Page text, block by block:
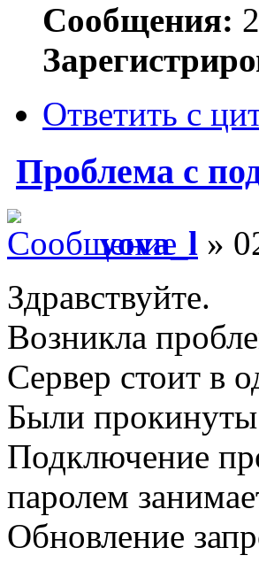
Сообщения: 2
Ответить с
Проблема с
vova_l »
Здравствуйте.
Возникла
Сервер стоит в
Были
Подключение
паролем
Обновление